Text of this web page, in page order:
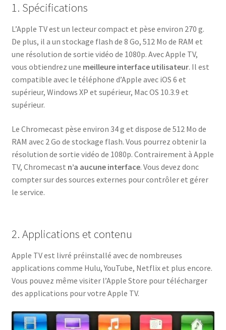
1. Spécifications
L’Apple TV est un lecteur compact et pèse environ 270 g.
De plus, il a un stockage flash de 8 Go, 512 Mo de RAM et
une résolution de sortie vidéo de 1080p. Avec Apple TV,
vous obtiendrez une meilleure interface utilisateur. Il est
compatible avec le téléphone d’Apple avec iOS 6 et
supérieur, Windows XP et supérieur, Mac OS 10.3.9 et
supérieur.
Le Chromecast pèse environ 34 g et dispose de 512 Mo de
RAM avec 2 Go de stockage flash. Vous pourrez obtenir la
résolution de sortie vidéo de 1080p. Contrairement à Apple
TV, Chromecast n’a aucune interface. Vous devez donc
compter sur des sources externes pour contrôler et gérer
le service.
2. Applications et contenu
Apple TV est livré préinstallé avec de nombreuses
applications comme Hulu, YouTube, Netflix et plus encore.
Vous pouvez même visiter l’Apple Store pour télécharger
des applications pour votre Apple TV.